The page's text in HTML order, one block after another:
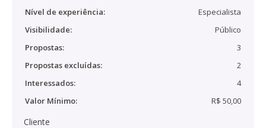
Nível de experiência:
Especialista
Visibilidade:
Público
Propostas:
3
Propostas excluídas:
2
Interessados:
4
Valor Mínimo:
R$ 50,00
Cliente